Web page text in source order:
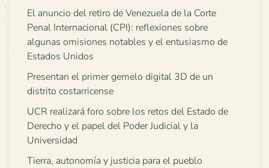
El anuncio del retiro de Venezuela de la Corte
Penal Internacional (CPI): reflexiones sobre
algunas omisiones notables y el entusiasmo de
Estados Unidos
Presentan el primer gemelo digital 3D de un
distrito costarricense
UCR realizará foro sobre los retos del Estado de
Derecho y el papel del Poder Judicial y la
Universidad
Tierra, autonomía y justicia para el pueblo